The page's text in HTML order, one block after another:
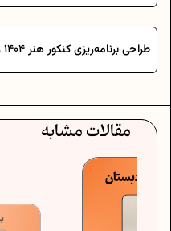
طراحی برنامه‌ریزی کنکور هنر 1404 رو از کجا شروع کنیم؟
مقالات مشابه